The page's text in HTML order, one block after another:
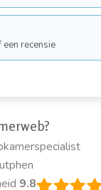
recensie
9.8